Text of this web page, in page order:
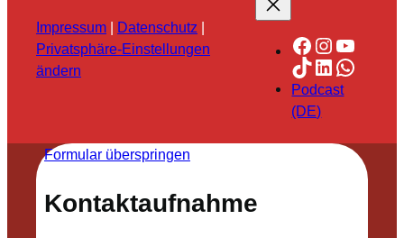
Impressum | Datenschutz |
Privatsphäre-Einstellungen
ändern
Facebook
TikTok
LinkedIn
Podcast
(DE)
Formular überspringen
Kontaktaufnahme